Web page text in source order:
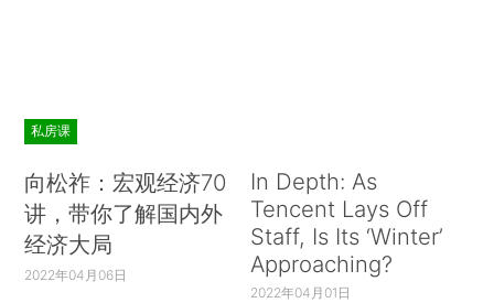
私房课
向松祚：宏观经济70
讲，带你了解国内外
经济大局
2022年04月06日
In Depth: As
Tencent Lays Off
Staff, Is Its ‘Winter’
Approaching?
2022年04月01日